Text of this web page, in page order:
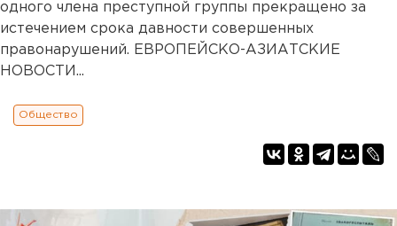
одного члена преступной группы прекращено за
истечением срока давности совершенных
правонарушений. ЕВРОПЕЙСКО-АЗИАТСКИЕ
НОВОСТИ...
Общество